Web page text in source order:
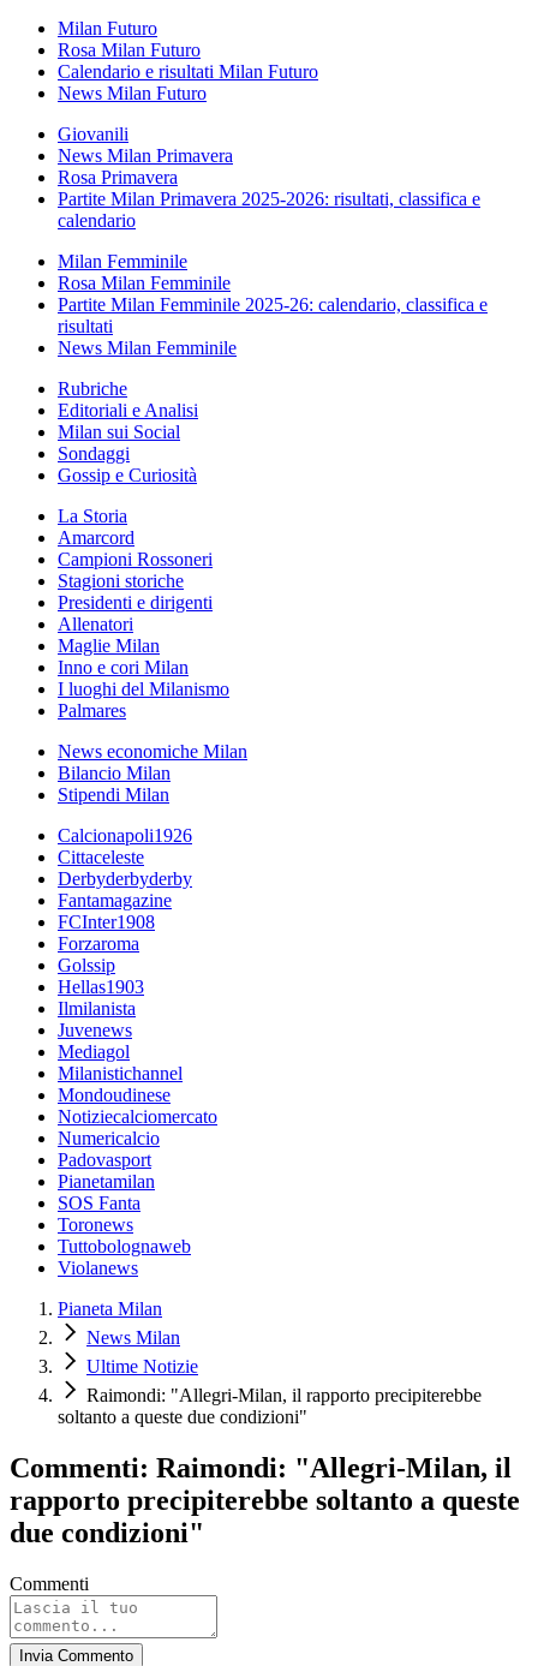
Milan Futuro
Rosa Milan Futuro
Calendario e risultati Milan Futuro
News Milan Futuro
Giovanili
News Milan Primavera
Rosa Primavera
Partite Milan Primavera 2025-2026: risultati, classifica e
calendario
Milan Femminile
Rosa Milan Femminile
Partite Milan Femminile 2025-26: calendario, classifica e
risultati
News Milan Femminile
Rubriche
Editoriali e Analisi
Milan sui Social
Sondaggi
Gossip e Curiosità
La Storia
Amarcord
Campioni Rossoneri
Stagioni storiche
Presidenti e dirigenti
Allenatori
Maglie Milan
Inno e cori Milan
I luoghi del Milanismo
Palmares
News economiche Milan
Bilancio Milan
Stipendi Milan
Calcionapoli1926
Cittaceleste
Derbyderbyderby
Fantamagazine
FCInter1908
Forzaroma
Golssip
Hellas1903
Ilmilanista
Juvenews
Mediagol
Milanistichannel
Mondoudinese
Notiziecalciomercato
Numericalcio
Padovasport
Pianetamilan
SOS Fanta
Toronews
Tuttobolognaweb
Violanews
Pianeta Milan
News Milan
Ultime Notizie
Raimondi: "Allegri-Milan, il rapporto precipiterebbe
soltanto a queste due condizioni"
Commenti: Raimondi: "Allegri-Milan, il
rapporto precipiterebbe soltanto a queste
due condizioni"
Commenti
Invia Commento